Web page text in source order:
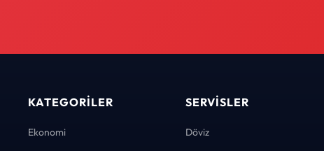
KATEGORILER
Ekonomi
SERVISLER
Döviz